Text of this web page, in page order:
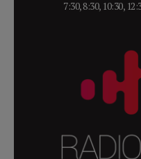
7:30, 8:30, 10:30,